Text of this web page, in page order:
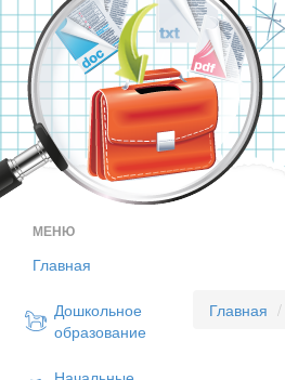
МЕНЮ
Главная
Дошкольное
образование
Главная